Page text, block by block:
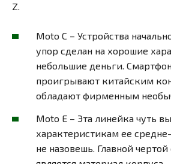
Z.
Moto C – Устройства
упор сделан на хорошие
небольшие деньги.
проигрывают китайским
обладают фирменным
Moto E – Эта линейка чуть
характеристикам ее
не назовешь. Главной